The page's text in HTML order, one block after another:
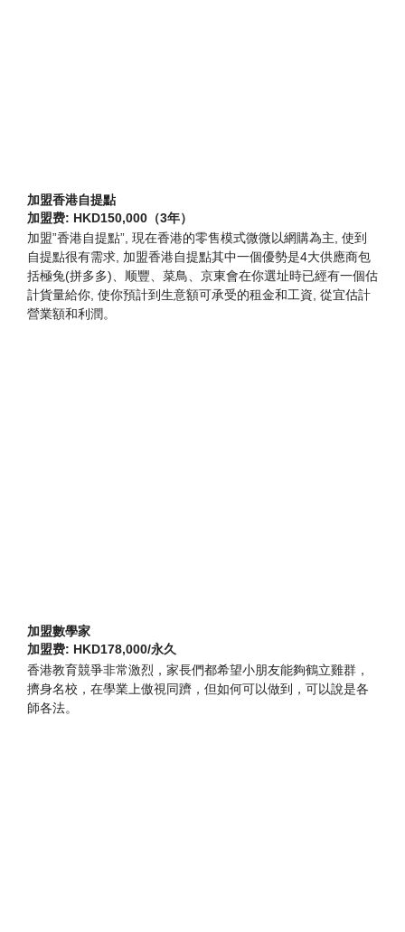
加盟香港自提點
加盟费: HKD150,000（3年）
加盟”香港自提點”, 現在香港的零售模式微微以網購為主, 使到
自提點很有需求, 加盟香港自提點其中一個優勢是4大供應商包
括極兔(拼多多)、顺豐、菜鳥、京東會在你選址時已經有一個估
計貨量給你, 使你預計到生意額可承受的租金和工資, 從宜估計
營業額和利潤。
加盟數學家
加盟费: HKD178,000/永久
香港教育競爭非常激烈，家長們都希望小朋友能夠鶴立雞群，
擠身名校，在學業上傲視同躋，但如何可以做到，可以說是各
師各法。